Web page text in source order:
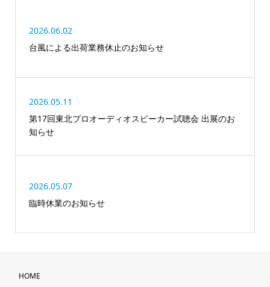
2026.06.02
台風による出荷業務休止のお知らせ
2026.05.11
第17回東北プロオーディオスピーカー試聴会 出展のお
知らせ
2026.05.07
臨時休業のお知らせ
HOME